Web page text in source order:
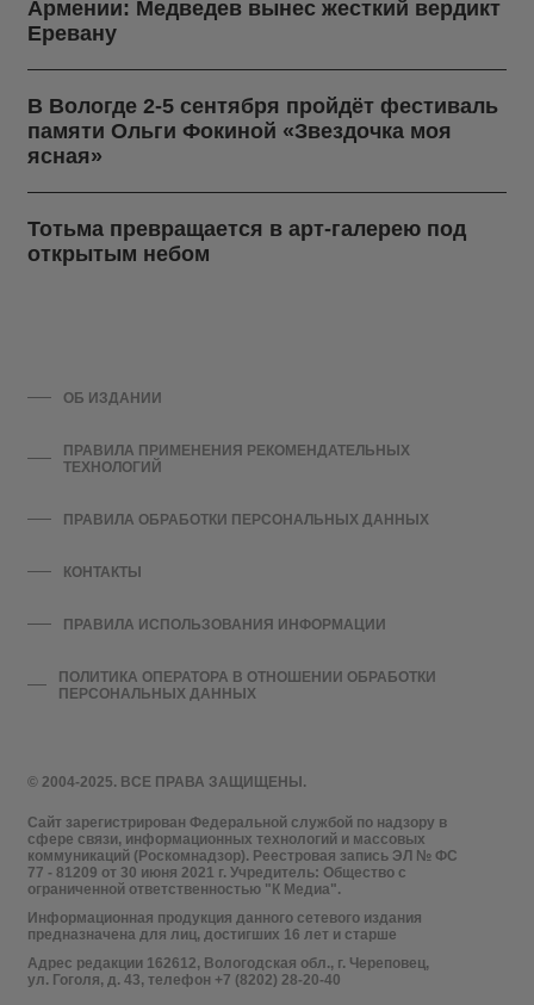
Армении: Медведев вынес жесткий вердикт
Еревану
В Вологде 2-5 сентября пройдёт фестиваль
памяти Ольги Фокиной «Звездочка моя
ясная»
Тотьма превращается в арт-галерею под
открытым небом
© 2004-2025. ВСЕ ПРАВА ЗАЩИЩЕНЫ.
Сайт зарегистрирован Федеральной службой по надзору в
сфере связи, информационных технологий и массовых
коммуникаций (Роскомнадзор). Реестровая запись ЭЛ № ФС
77 - 81209 от 30 июня 2021 г. Учредитель: Общество с
ограниченной ответственностью "К Медиа".
Информационная продукция данного сетевого издания
предназначена для лиц, достигших 16 лет и старше
Адрес редакции 162612, Вологодская обл., г. Череповец,
ул. Гоголя, д. 43, телефон +7 (8202) 28-20-40
ОБ ИЗДАНИИ
ПРАВИЛА ПРИМЕНЕНИЯ РЕКОМЕНДАТЕЛЬНЫХ
ТЕХНОЛОГИЙ
ПРАВИЛА ОБРАБОТКИ ПЕРСОНАЛЬНЫХ ДАННЫХ
КОНТАКТЫ
ПРАВИЛА ИСПОЛЬЗОВАНИЯ ИНФОРМАЦИИ
ПОЛИТИКА ОПЕРАТОРА В ОТНОШЕНИИ ОБРАБОТКИ
ПЕРСОНАЛЬНЫХ ДАННЫХ